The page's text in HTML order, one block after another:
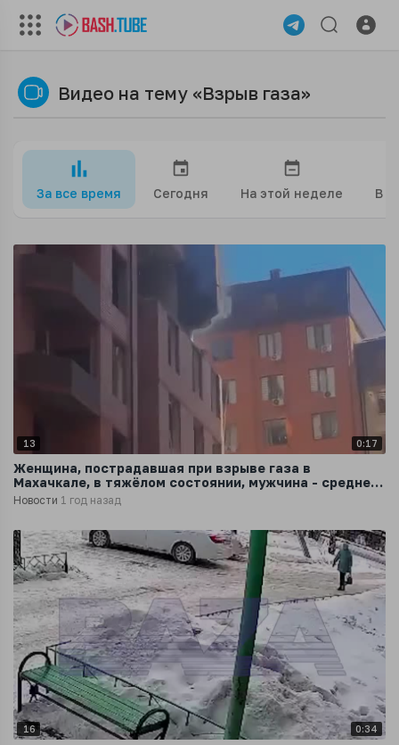
Видео на тему «Взрыв газа»
За все время Сегодня На этой неделе В
13 0:17
Женщина, пострадавшая при взрыве газа в
Махачкале, в тяжёлом состоянии, мужчина - средней
степени тяжести
Новости 1 год назад
16 0:34